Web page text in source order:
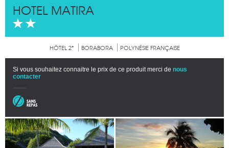
HOTEL MATIRA
HÔTEL 2* BORABORA POLYNÉSIE FRANÇAISE
Si vous souhaitez connaitre le prix de ce produit merci de nous
contacter